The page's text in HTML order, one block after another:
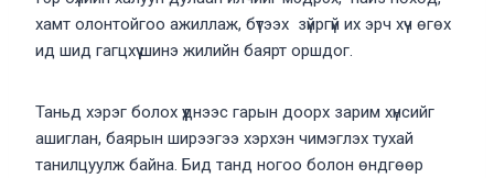
хамт олонтойгоо ажиллаж, бүтээх зүйргүй их эрч хүч өгөх
ид шид гагцхүү шинэ жилийн баярт оршдог.
Таньд хэрэг болох үүднээс гарын доорх зарим хүнсийг
ашиглан, баярын ширээгээ хэрхэн чимэглэх тухай
танилцуулж байна. Бид танд ногоо болон өндгөөр